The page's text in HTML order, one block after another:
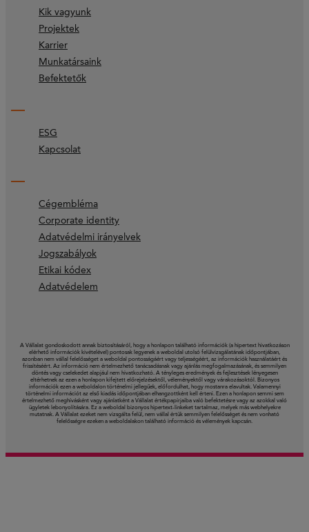
Kik vagyunk
Projektek
Karrier
Munkatársaink
Befektetők
ESG
Kapcsolat
Cégembléma
Corporate identity
Adatvédelmi irányelvek
Jogszabályok
Etikai kódex
Adatvédelem
A Vállalat gondoskodott annak biztosításáról, hogy a honlapon található információk (a hipertext hivatkozáson
elérhető információk kivételével) pontosak legyenek a weboldal utolsó felülvizsgálatának időpontjában,
azonban nem vállal felelősséget a weboldal pontosságáért vagy teljességéért, az információk használatáért és
frissítéséért. Az információ nem értelmezhető tanácsadásnak vagy ajánlás megfogalmazásának, és semmilyen
döntés vagy cselekedet alapjául nem hivatkozható. A tényleges eredmények és fejlesztések lényegesen
eltérhetnek az ezen a honlapon kifejtett előrejelzésektől, véleményektől vagy várakozásoktól. Bizonyos
információk ezen a weboldalon történelmi jellegűek, előfordulhat, hogy mostanra elavultak. Valamennyi
történelmi információt az első kiadás időpontjában elhangzottként kell érteni. Ezen a honlapon semmi sem
értelmezhető meghívásként vagy ajánlatként a Vállalat értékpapírjaiba való befektetésre vagy az azokkal való
ügyletek lebonyolítására. Ez a weboldal bizonyos hipertext-linkeket tartalmaz, melyek más webhelyekre
mutatnak. A Vállalat ezeket nem vizsgálta felül, nem vállal értük semmilyen felelősséget és nem vonható
felelősségre ezeken a weboldalakon található információ és vélemények kapcsán.